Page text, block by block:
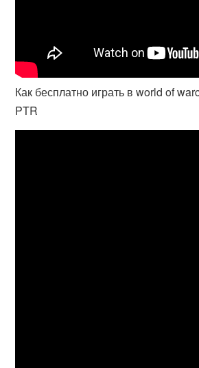
Как бесплатно играть в world of
PTR